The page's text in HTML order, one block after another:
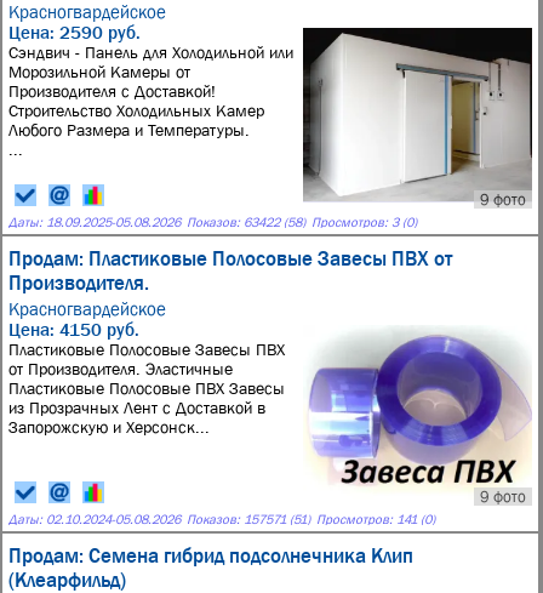
Красногвардейское
9 фото
Цена: 2590 руб.
Сэндвич - Панель для Холодильной или
Морозильной Камеры от
Производителя с Доставкой!
Строительство Холодильных Камер
Любого Размера и Температуры.
Даты: 18.09.2025-05.08.2026 Показов: 63422 (58) Просмотров: 3 (0)
Продам: Пластиковые Полосовые Завесы ПВХ от
Производителя.
Красногвардейское
9 фото
Цена: 4150 руб.
Пластиковые Полосовые Завесы ПВХ
от Производителя. Эластичные
Пластиковые Полосовые ПВХ Завесы
из Прозрачных Лент с Доставкой в
Запорожскую и Херсонск...
Даты: 02.10.2024-05.08.2026 Показов: 157571 (51) Просмотров: 141 (0)
Продам: Семена гибрид подсолнечника Клип
(Клеарфильд)